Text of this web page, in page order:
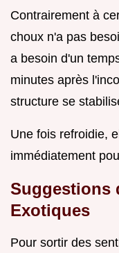
Contrairement à
choux n'a pas
a besoin d'un
minutes après
structure se
Une fois refroidie,
immédiatement
Suggestions
Exotiques
Pour sortir des